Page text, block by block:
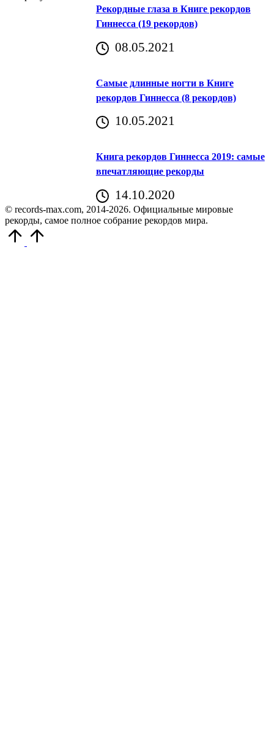
Рекордные глаза в Книге рекордов
Гиннесса (19 рекордов)
08.05.2021
Самые длинные ногти в Книге
рекордов Гиннесса (8 рекордов)
10.05.2021
Книга рекордов Гиннесса 2019: самые
впечатляющие рекорды
14.10.2020
© records-max.com, 2014-2026. Официальные мировые
рекорды, самое полное собрание рекордов мира.